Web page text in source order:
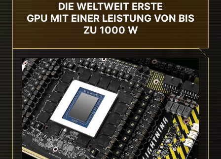
DIE WELTWEIT ERSTE
GPU MIT EINER LEISTUNG VON BIS
ZU 1000 W